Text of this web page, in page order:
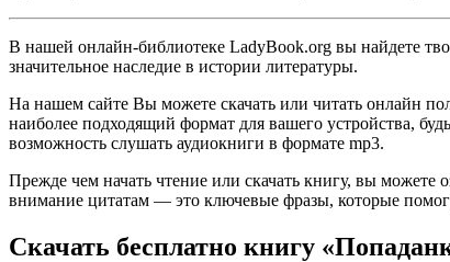
В нашей онлайн-библиотеке LadyBook.org вы найдете
значительное наследие в истории литературы.
На нашем сайте Вы можете скачать или читать онлайн
наиболее подходящий формат для вашего устройства,
возможность слушать аудиокниги в формате mp3.
Прежде чем начать чтение или скачать книгу, вы можете
внимание цитатам — это ключевые фразы, которые
Скачать бесплатно книгу